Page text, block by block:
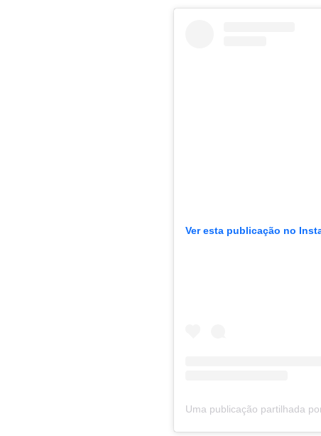
Ver esta publicação no